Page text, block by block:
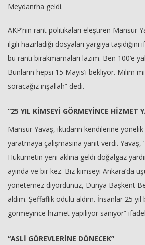
Meydanı’na geldi.
AKP’nin rant politikaları eleştiren Mansur
ilgili hazırladığı dosyaları yargıya
bu rantı bırakmamaları lazım. Ben 100’e
Bunların hepsi 15 Mayıs’ı bekliyor. Milim
soracağız inşallah” dedi.
“25 YIL KİMSEYİ GÖRMEYİNCE HİZMET
Mansur Yavaş, iktidarın kendilerine yönelik
yaratmaya çalışmasına yanıt verdi. Yavaş,
Hükümetin yeni aklına geldi doğalgaz
ayında ve bir kez. Biz kimseyi Ankara’da
yönetemez diyordunuz, Dünya Başkent
aldım. Şeffaflık ödülü aldım. İnsanlar 25
görmeyince hizmet yapılıyor sanıyor”
“ASLİ GÖREVLERİNE DÖNECEK”